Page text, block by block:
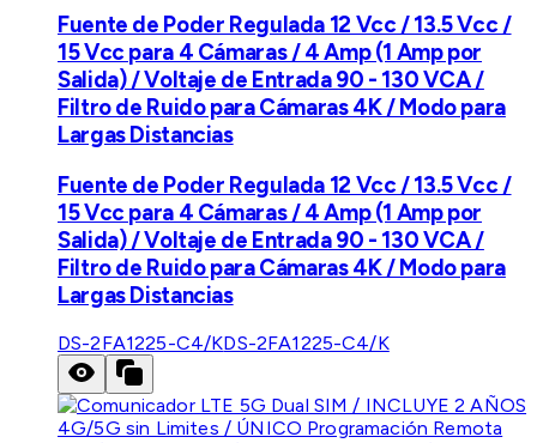
Fuente de Poder Regulada 12 Vcc / 13.5 Vcc /
15 Vcc para 4 Cámaras / 4 Amp (1 Amp por
Salida) / Voltaje de Entrada 90 - 130 VCA /
Filtro de Ruido para Cámaras 4K / Modo para
Largas Distancias
Fuente de Poder Regulada 12 Vcc / 13.5 Vcc /
15 Vcc para 4 Cámaras / 4 Amp (1 Amp por
Salida) / Voltaje de Entrada 90 - 130 VCA /
Filtro de Ruido para Cámaras 4K / Modo para
Largas Distancias
DS-2FA1225-C4/KDS-2FA1225-C4/K